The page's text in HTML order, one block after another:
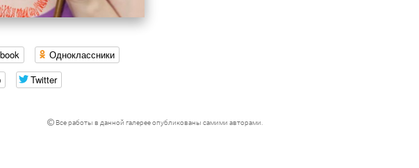
Одноклассники
Twitter
Все работы в данной галерее опубликованы самими авторами.